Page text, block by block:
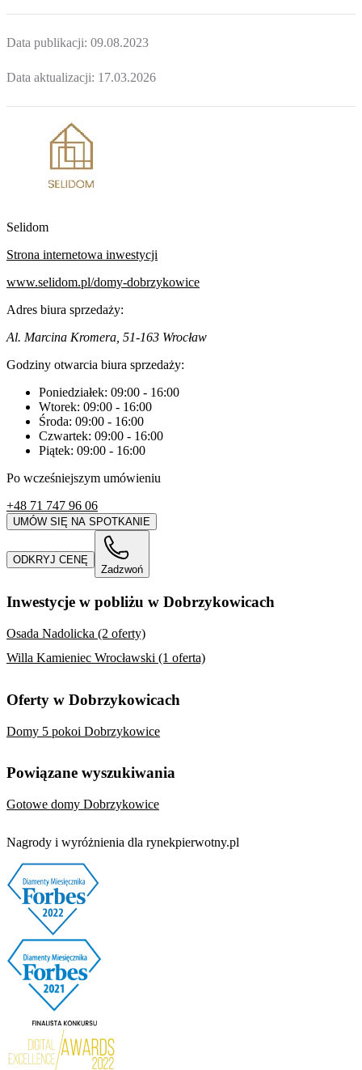
Data publikacji: 09.08.2023
Data aktualizacji: 17.03.2026
Selidom
Strona internetowa inwestycji
www.selidom.pl/domy-dobrzykowice
Adres biura sprzedaży:
Al. Marcina Kromera, 51-163 Wrocław
Godziny otwarcia biura sprzedaży:
Poniedziałek: 09:00 - 16:00
Wtorek: 09:00 - 16:00
Środa: 09:00 - 16:00
Czwartek: 09:00 - 16:00
Piątek: 09:00 - 16:00
Po wcześniejszym umówieniu
+48 71 747 96 06
UMÓW SIĘ NA SPOTKANIE
ODKRYJ CENĘ
Zadzwoń
Inwestycje w pobliżu w Dobrzykowicach
Osada Nadolicka (2 oferty)
Willa Kamieniec Wrocławski (1 oferta)
Oferty w Dobrzykowicach
Domy 5 pokoi Dobrzykowice
Powiązane wyszukiwania
Gotowe domy Dobrzykowice
Nagrody i wyróżnienia dla rynekpierwotny.pl